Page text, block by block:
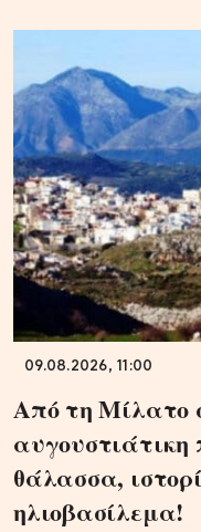
09.08.2026, 11:00
Από τη Μίλατο
θάλασσα,
ηλιοβασίλεμα!